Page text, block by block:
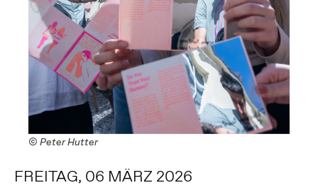
© Peter Hutter
FREITAG, 06 MÄRZ 2026